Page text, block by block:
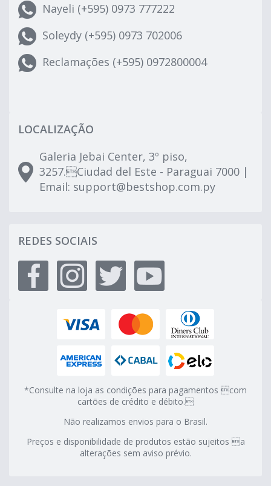
Nayeli (+595) 0973 777222
Soleydy (+595) 0973 702006
Reclamações (+595) 0972800004
LOCALIZAÇÃO
Galeria Jebai Center, 3º piso,
3257.Ciudad del Este - Paraguai 7000 |
Email: support@bestshop.com.py
REDES SOCIAIS
*Consulte na loja as condições para pagamentos com
cartões de crédito e débito.
Não realizamos envios para o Brasil.
Preços e disponibilidade de produtos estão sujeitos a
alterações sem aviso prévio.